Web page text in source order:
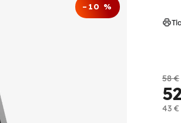
–10 %
58 €
43 €